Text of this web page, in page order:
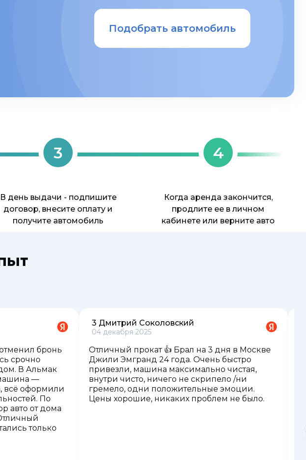
Подобрать автомобиль
3
В день выдачи - подпишите
договор, внесите оплату и
получите автомобиль
4
Когда аренда закончится,
продлите ее в личном
кабинете или верните авто
бронь
срочно
В Альмак
—
всё оформили
По
авто от дома
только
3 Дмитрий Соколовский
04 декабря 2025
Отличный прокат 👍 Брал на 3 дня в Москве
Джили Эмгранд 24 года. Очень быстро
привезли, машина максимально чистая,
внутри чисто, ничего не скрипело /ни
гремело, одни положительные эмоции.
Цены хорошие, никаких проблем не было.